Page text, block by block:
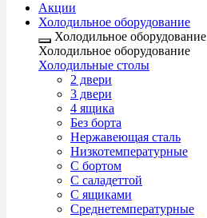
Акции
Холодильное оборудование
Холодильное оборудование
Холодильное оборудование
Холодильные столы
2 двери
3 двери
4 ящика
Без борта
Нержавеющая сталь
Низкотемпературные
С бортом
С саладеттой
С ящиками
Среднетемпературные